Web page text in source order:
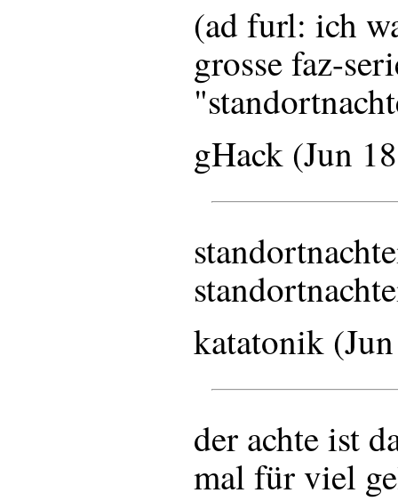
(ad furl: ich
grosse faz-
gHack (Jun
katatonik
der achte ist
mal für viel